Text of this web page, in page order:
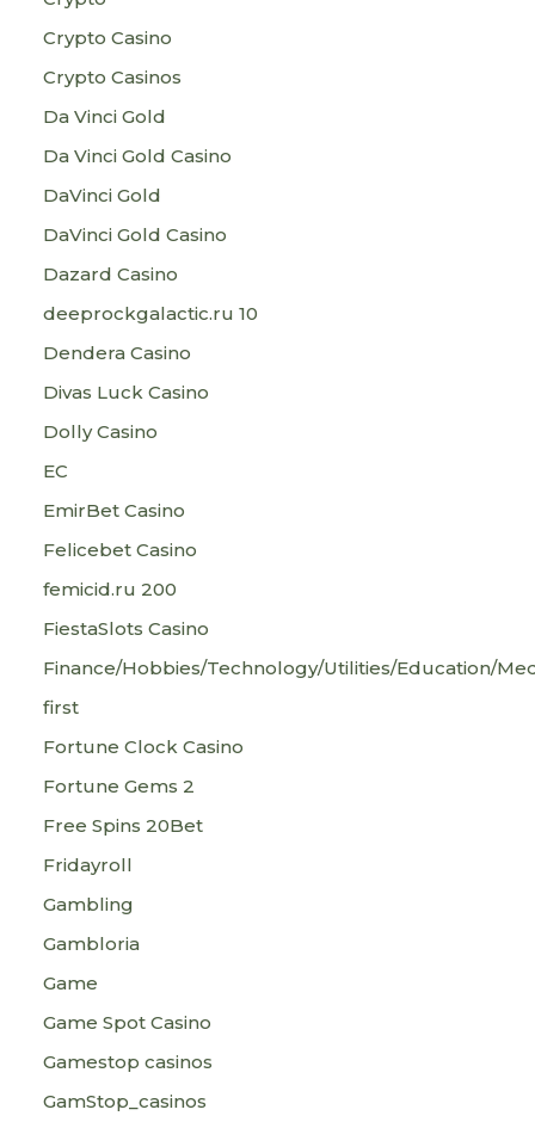
Crypto Casino
Crypto Casinos
Da Vinci Gold
Da Vinci Gold Casino
DaVinci Gold
DaVinci Gold Casino
Dazard Casino
deeprockgalactic.ru 10
Dendera Casino
Divas Luck Casino
Dolly Casino
EC
EmirBet Casino
Felicebet Casino
femicid.ru 200
FiestaSlots Casino
Finance/Hobbies/Technology/Utilities/Education/
first
Fortune Clock Casino
Fortune Gems 2
Free Spins 20Bet
Fridayroll
Gambling
Gambloria
Game
Game Spot Casino
Gamestop casinos
GamStop_casinos